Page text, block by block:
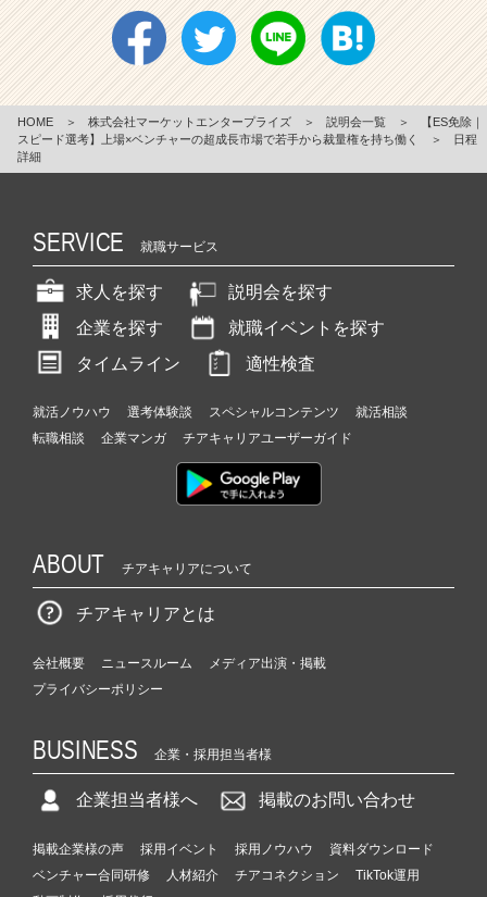
HOME ＞ 株式会社マーケットエンタープライズ ＞ 説明会一覧 ＞
【ES免除｜
スピード選考】上場×ベンチャーの超成長市場で若手から裁量権を持ち働く
＞
日程
詳細
SERVICE 就職サービス
求人を探す
説明会を探す
企業を探す
就職イベントを探す
タイムライン
適性検査
就活ノウハウ 選考体験談 スペシャルコンテンツ
就活相談
転職相談
企業マンガ チアキャリアユーザーガイド
ABOUT チアキャリアについて
チアキャリアとは
会社概要 ニュースルーム
メディア出演・掲載
プライバシーポリシー
BUSINESS 企業・採用担当者様
企業担当者様へ 掲載のお問い合わせ
掲載企業様の声 採用イベント 採用ノウハウ
資料ダウンロード
ベンチャー合同研修
人材紹介 チアコネクション
TikTok運用